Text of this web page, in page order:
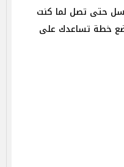
حتى تصل لما كنت
خطة تساعدك على